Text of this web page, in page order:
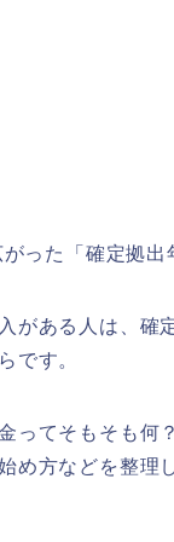
った「確定拠出
がある人は、確
です。
ってそもそも何
め方などを整理